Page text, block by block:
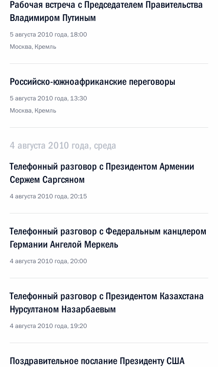
Рабочая встреча с Председателем Правительства
Владимиром Путиным
5 августа 2010 года, 18:00
Москва, Кремль
Российско-южноафриканские переговоры
5 августа 2010 года, 13:30
Москва, Кремль
4 августа 2010 года, среда
Телефонный разговор с Президентом Армении
Сержем Саргсяном
4 августа 2010 года, 20:15
Телефонный разговор с Федеральным канцлером
Германии Ангелой Меркель
4 августа 2010 года, 20:00
Телефонный разговор с Президентом Казахстана
Нурсултаном Назарбаевым
4 августа 2010 года, 19:20
Поздравительное послание Президенту США